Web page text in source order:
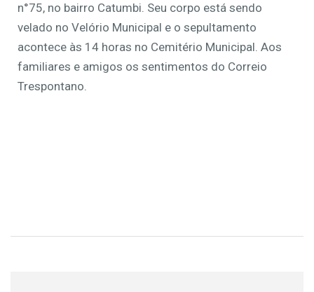
n°75, no bairro Catumbi. Seu corpo está sendo
velado no Velório Municipal e o sepultamento
acontece às 14 horas no Cemitério Municipal. Aos
familiares e amigos os sentimentos do Correio
Trespontano.